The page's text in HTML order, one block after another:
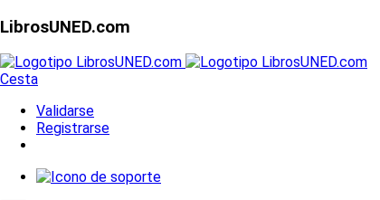
LibrosUNED.com
Cesta
Validarse
Registrarse